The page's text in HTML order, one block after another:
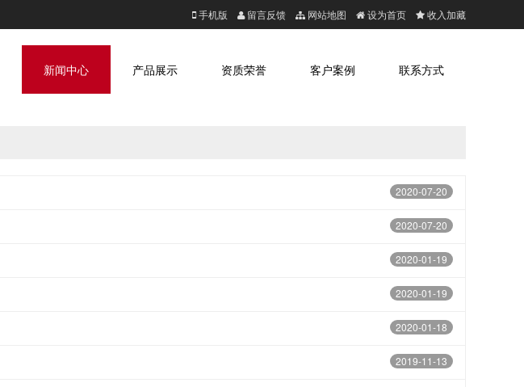
手机版 留言反馈 网站地图 设为首页 收入加藏
联系方式
客户案例
资质荣誉
产品展示
新闻中心
2020-07-20
2020-07-20
2020-01-19
2020-01-19
2020-01-18
2019-11-13